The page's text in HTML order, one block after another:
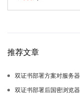
推荐文章
双证书部署方案对服务
双证书部署后国密浏览